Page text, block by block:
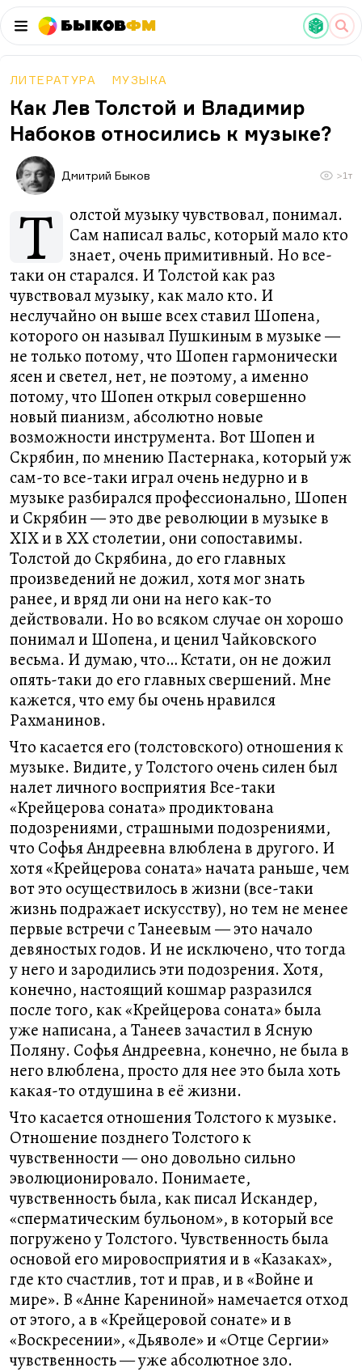
БыковФМ
ЛИТЕРАТУРА МУЗЫКА
Как Лев Толстой и Владимир
Набоков относились к музыке?
Дмитрий Быков >1т
Т
олстой музыку чувствовал, понимал.
Сам написал вальс, который мало кто
знает, очень примитивный. Но все-
таки он старался. И Толстой как раз
чувствовал музыку, как мало кто. И
неслучайно он выше всех ставил Шопена,
которого он называл Пушкиным в музыке —
не только потому, что Шопен гармонически
ясен и светел, нет, не поэтому, а именно
потому, что Шопен открыл совершенно
новый пианизм, абсолютно новые
возможности инструмента. Вот Шопен и
Скрябин, по мнению Пастернака, который уж
сам-то все-таки играл очень недурно и в
музыке разбирался профессионально, Шопен
и Скрябин — это две революции в музыке в
XIX и в XX столетии, они сопоставимы.
Толстой до Скрябина, до его главных
произведений не дожил, хотя мог знать
ранее, и вряд ли они на него как-то
действовали. Но во всяком случае он хорошо
понимал и Шопена, и ценил Чайковского
весьма. И думаю, что… Кстати, он не дожил
опять-таки до его главных свершений. Мне
кажется, что ему бы очень нравился
Рахманинов.
Что касается его (толстовского) отношения к
музыке. Видите, у Толстого очень силен был
налет личного восприятия Все-таки
«Крейцерова соната» продиктована
подозрениями, страшными подозрениями,
что Софья Андреевна влюблена в другого. И
хотя «Крейцерова соната» начата раньше, чем
вот это осуществилось в жизни (все-таки
жизнь подражает искусству), но тем не менее
первые встречи с Танеевым — это начало
девяностых годов. И не исключено, что тогда
у него и зародились эти подозрения. Хотя,
конечно, настоящий кошмар разразился
после того, как «Крейцерова соната» была
уже написана, а Танеев зачастил в Ясную
Поляну. Софья Андреевна, конечно, не была в
него влюблена, просто для нее это была хоть
какая-то отдушина в её жизни.
Что касается отношения Толстого к музыке.
Отношение позднего Толстого к
чувственности — оно довольно сильно
эволюционировало. Понимаете,
чувственность была, как писал Искандер,
«сперматическим бульоном», в который все
погружено у Толстого. Чувственность была
основой его мировосприятия и в «Казаках»,
где кто счастлив, тот и прав, и в «Войне и
мире». В «Анне Карениной» намечается отход
от этого, а в «Крейцеровой сонате» и в
«Воскресении», «Дьяволе» и «Отце Сергии»
чувственность — уже абсолютное зло.